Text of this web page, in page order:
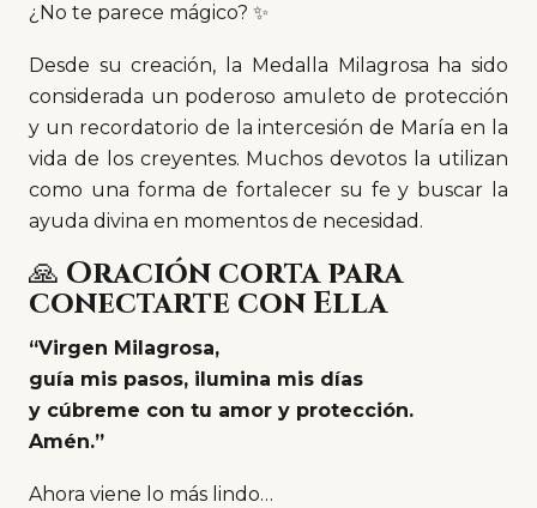
¿No te parece mágico? ✨
Desde su creación, la Medalla Milagrosa ha sido
considerada un poderoso amuleto de protección
y un recordatorio de la intercesión de María en la
vida de los creyentes. Muchos devotos la utilizan
como una forma de fortalecer su fe y buscar la
ayuda divina en momentos de necesidad.
🙏 Oración corta para
conectarte con Ella
“Virgen Milagrosa,
guía mis pasos, ilumina mis días
y cúbreme con tu amor y protección.
Amén.”
Ahora viene lo más lindo…